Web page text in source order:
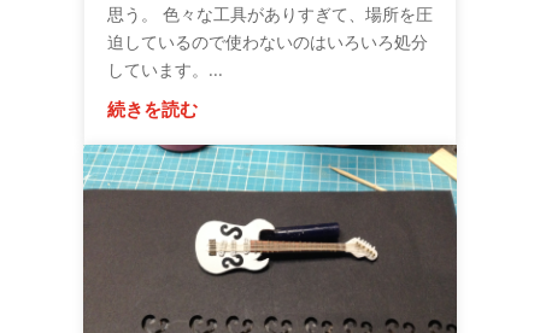
思う。 色々な工具がありすぎて、場所を圧
迫しているので使わないのはいろいろ処分
しています。...
続きを読む